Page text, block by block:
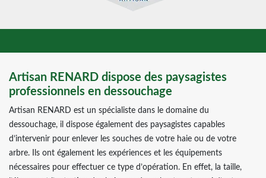
Artisan RENARD dispose des paysagistes
professionnels en dessouchage
Artisan RENARD est un spécialiste dans le domaine du
dessouchage, il dispose également des paysagistes capables
d’intervenir pour enlever les souches de votre haie ou de votre
arbre. Ils ont également les expériences et les équipements
nécessaires pour effectuer ce type d’opération. En effet, la taille,